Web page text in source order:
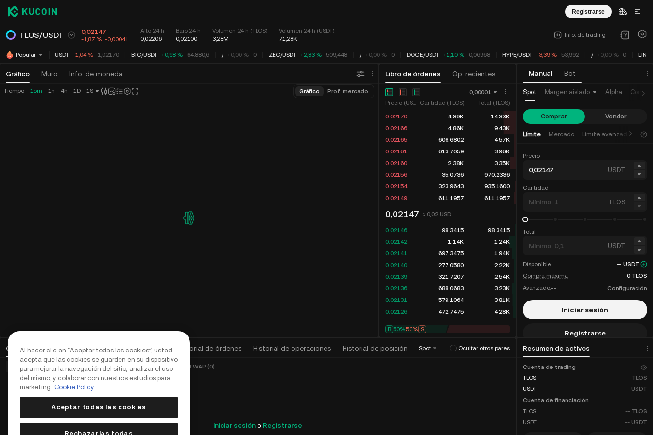
Registrarse
TLOS/USDT 0,02147
-1,87 % -0,00041
Alto 24 h
0,02206
Bajo 24 h
0,02100
Volumen 24 h (TLOS)
3,28M
Volumen 24 h (USDT)
71,28K
Info. de trading
Popular XRP USDT -1,04 % 1,02170 BTC/USDT +0,98 % 64.880,6 / +0,00 % 0 ZEC/USDT +2,83 % 509,448 / +0,00 % 0 DOGE/USDT +1,10 % 0,06968 HYPE/USDT -3,39 % 53,992 / +0,00 % 0 LINK
Gráfico Muro Info. de moneda Libro de órdenes Op. recientes
Órdenes abiertas(0) Posiciones (0) Activos Historial de órdenes Historial de operaciones Historial de posición Algoritmo de trading(0 )
Spot Ocultar otros pares
Manual Bot
Resumen de activos
Tiempo 15m 1h 4h 1D 1S Gráfico Prof. mercado
0,00001
Precio (USDT) Cantidad (TLOS)
Total (TLOS)
0.02170
4.89K
14.33K
0.02166
4.86K
9.43K
0.02165
606.6802
4.57K
0.02161
613.7059
3.96K
0.02160
2.38K
3.35K
0.02156
35.0736
970.2336
0.02154
323.9643
935.1600
0.02149
611.1957 611.1957
0,02147 ≈ 0,02 USD
0.02146 98.3415
98.3415
0.02142
1.14K
1.24K
0.02141
697.3475
1.94K
0.02140
277.0580
2.22K
0.02139
321.7207
2.54K
0.02136
688.0683
3.23K
0.02131
579.1064
3.81K
0.02126
472.7475 4.28K
B 50%50% S
Órdenes básicas (0) Órdenes avanzadas (0) Órdenes TWAP (0)
Iniciar sesión o Registrarse
Spot Margen aislado Alpha
Comprar Vender
Límite Mercado Límite avanzada
Precio
USDT
Cantidad
TLOS
Total
USDT
Disponible -- USDT
Compra máxima
0 TLOS
Avanzado:-- Configuración
Iniciar sesión
Registrarse
Cuenta de trading
TLOS
-- TLOS
USDT
-- USDT
Cuenta de financiación
TLOS
-- TLOS
USDT
-- USDT
Al hacer clic en “Aceptar todas las cookies”, usted
acepta que las cookies se guarden en su dispositivo
para mejorar la navegación del sitio, analizar el uso
del mismo, y colaborar con nuestros estudios para
marketing. Cookie Policy
Aceptar todas las cookies
Rechazarlas todas